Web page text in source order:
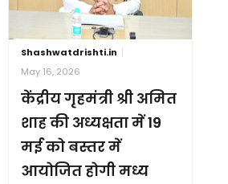
Shashwatdrishti.in
May 16, 2026
केंद्रीय गृहमंत्री श्री अमित
शाह की अध्यक्षता में 19
मई को बस्तर में
आयोजित होगी मध्य